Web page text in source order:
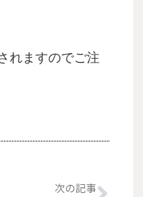
れますのでご注
次の記事